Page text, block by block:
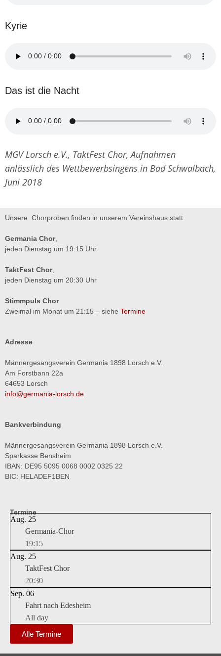
Kyrie
Das ist die Nacht
MGV Lorsch e.V., TaktFest Chor, Aufnahmen
anlässlich des Wettbewerbsingens in Bad Schwalbach,
Juni 2018
Unsere Chorproben finden in unserem Vereinshaus statt:
Germania Chor,
jeden Dienstag um 19:15 Uhr
TaktFest Chor,
jeden Dienstag um 20:30 Uhr
Stimmpuls Chor
Zweimal im Monat um 21:15 – siehe Termine
Adresse
Männergesangsverein Germania 1898 Lorsch e.V.
Am Forstbann 22a
64653 Lorsch
info@germania-lorsch.de
Bankverbindung
Männergesangsverein Germania 1898 Lorsch e.V.
Sparkasse Bensheim
IBAN: DE95 5095 0068 0002 0325 22
BIC: HELADEF1BEN
Termine
Aug. 25
Germania-Chor
19:15
Aug. 25
TaktFest Chor
20:30
Sep. 06
Fahrt nach Edesheim
All day
Alle Termine